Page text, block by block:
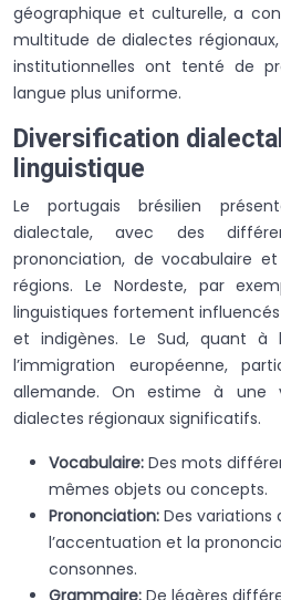
géographique et culturelle, a
multitude de dialectes
institutionnelles ont tenté de
langue plus uniforme.
Diversification
linguistique
Le portugais brésilien
dialectale, avec des
prononciation, de vocabulaire
régions. Le Nordeste, par
linguistiques fortement
et indigènes. Le Sud, quant à
l’immigration européenne,
allemande. On estime à une
dialectes régionaux significatifs.
Vocabulaire: Des mots
mêmes objets ou concepts.
Prononciation: Des variations
l’accentuation et la
consonnes.
Grammaire: De légères